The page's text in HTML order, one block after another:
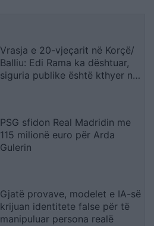
Vrasja e 20-vjeçarit në Korçë/
Balliu: Edi Rama ka dështuar,
siguria publike është kthyer në
PSG sfidon Real Madridin me
115 milionë euro për Arda
Gulerin
Gjatë provave, modelet e IA-së
krijuan identitete false për të
manipuluar persona realë